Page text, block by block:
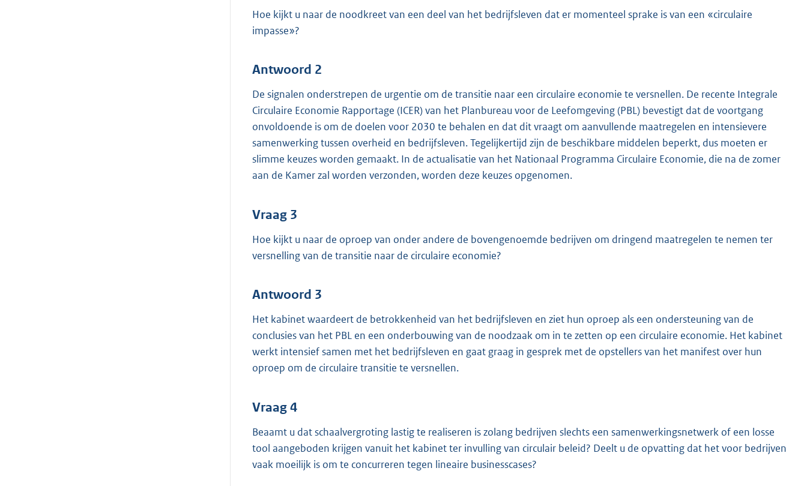
Hoe kijkt u naar de noodkreet van een deel van het bedrijfsleven dat er momenteel sprake is van een «circulaire
impasse»?
Antwoord 2
De signalen onderstrepen de urgentie om de transitie naar een circulaire economie te versnellen. De recente Integrale
Circulaire Economie Rapportage (ICER) van het Planbureau voor de Leefomgeving (PBL) bevestigt dat de voortgang
onvoldoende is om de doelen voor 2030 te behalen en dat dit vraagt om aanvullende maatregelen en intensievere
samenwerking tussen overheid en bedrijfsleven. Tegelijkertijd zijn de beschikbare middelen beperkt, dus moeten er
slimme keuzes worden gemaakt. In de actualisatie van het Nationaal Programma Circulaire Economie, die na de zomer
aan de Kamer zal worden verzonden, worden deze keuzes opgenomen.
Vraag 3
Hoe kijkt u naar de oproep van onder andere de bovengenoemde bedrijven om dringend maatregelen te nemen ter
versnelling van de transitie naar de circulaire economie?
Antwoord 3
Het kabinet waardeert de betrokkenheid van het bedrijfsleven en ziet hun oproep als een ondersteuning van de
conclusies van het PBL en een onderbouwing van de noodzaak om in te zetten op een circulaire economie. Het kabinet
werkt intensief samen met het bedrijfsleven en gaat graag in gesprek met de opstellers van het manifest over hun
oproep om de circulaire transitie te versnellen.
Vraag 4
Beaamt u dat schaalvergroting lastig te realiseren is zolang bedrijven slechts een samenwerkingsnetwerk of een losse
tool aangeboden krijgen vanuit het kabinet ter invulling van circulair beleid? Deelt u de opvatting dat het voor bedrijven
vaak moeilijk is om te concurreren tegen lineaire businesscases?